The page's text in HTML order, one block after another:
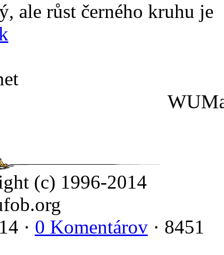
ale růst černého kruhu je
(c) 1996-2014
· 0 Komentárov· 8451